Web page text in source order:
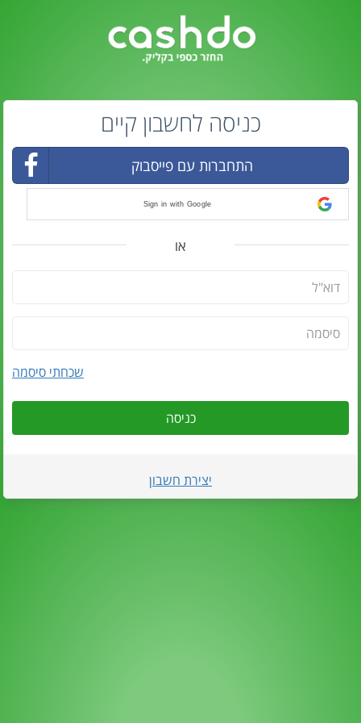
כניסה לחשבון קיים
התחברות עם פייסבוק
Sign in with Google
או
שכחתי סיסמה
כניסה
יצירת חשבון